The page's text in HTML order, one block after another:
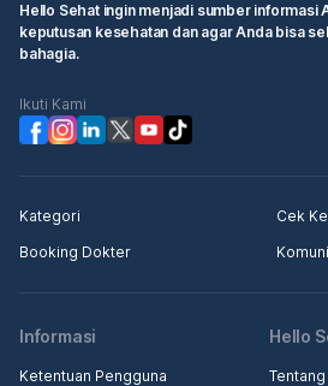
Hello Sehat ingin menjadi sumber informasi
keputusan kesehatan dan agar Anda bisa
bahagia.
Ikuti Kami
Kategori
Cek
Booking Dokter
Informasi
Ketentuan Pengguna
Hello
Tentang